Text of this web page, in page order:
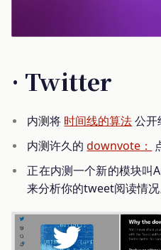
· Twitter
内测将 时间线的算法公开
内测许久的downvote：
正在内测一个新的模块叫
来分析你的tweet阅读情况